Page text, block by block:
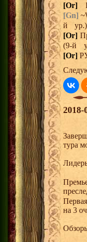
[Or]
[Gn]
й
[Or]
(9-й
[Or]
тура
на 3